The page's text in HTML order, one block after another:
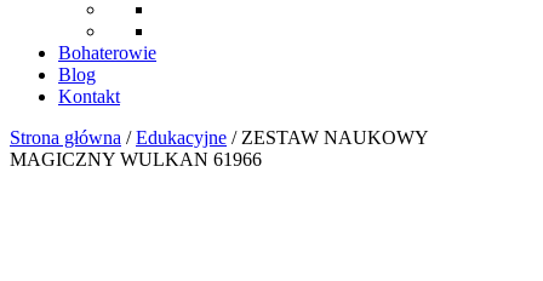
Bohaterowie
Blog
Kontakt
Strona główna /Edukacyjne / ZESTAW NAUKOWY
MAGICZNY WULKAN 61966